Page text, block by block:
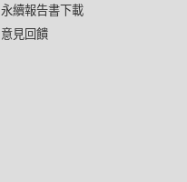
永續報告書下載
意見回饋